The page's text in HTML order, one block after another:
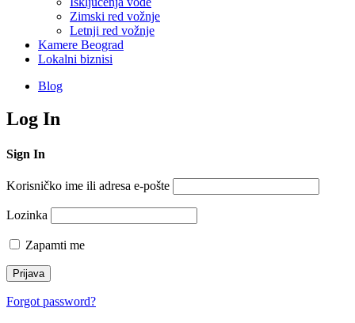
Zimski red vožnje
Letnji red vožnje
Kamere Beograd
Lokalni biznisi
Blog
Log In
Sign In
Korisničko ime ili adresa e-pošte
Lozinka
Zapamti me
Forgot password?